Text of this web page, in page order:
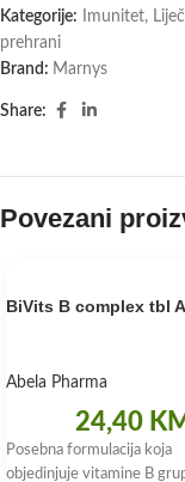
Kategorije:
Imunitet,
prehrani
Brand: Marnys
Share:
Povezani
BiVits B complex tbl
Abela Pharma
24,40
Posebna formulacija koja
objedinjuje vitamine B